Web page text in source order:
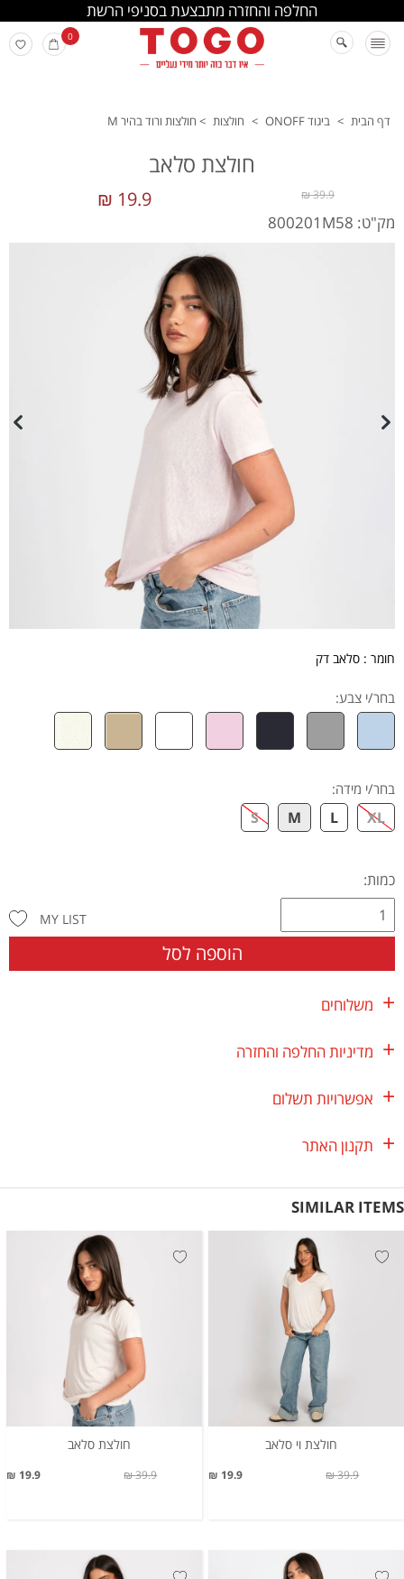
החלפה והחזרה מתבצעת בסניפי הרשת
0
דף הבית > ביגוד ONOFF > חולצות > חולצות ורוד בהיר M
חולצת סלאב
19.9 ₪ 39.9 ₪
מק"ט: 800201M58
חומר : סלאב דק
בחר/י צבע:
בחר/י מידה:
XL
L
M
S
כמות:
הוספה לסל
MY LIST
משלוחים
מדיניות החלפה והחזרה
אפשרויות תשלום
תקנון האתר
SIMILAR ITEMS
חולצת וי סלאב
19.9 ₪ 39.9 ₪
חולצת סלאב
19.9 ₪ 39.9 ₪